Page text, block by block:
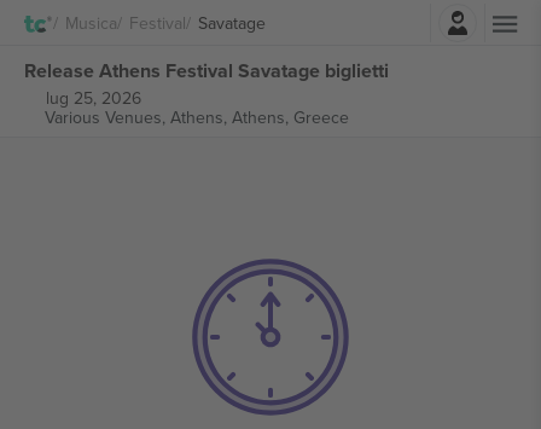
Musica Festival Savatage
Release Athens Festival Savatage biglietti
lug 25, 2026
Various Venues, Athens, Athens, Greece